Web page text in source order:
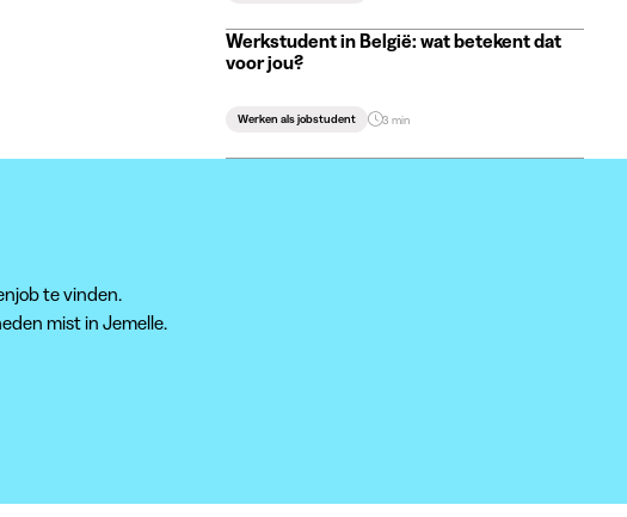
Werkstudent in België: wat betekent dat
voor jou?
Werken als jobstudent 3 min
te vinden.
mist in Jemelle.